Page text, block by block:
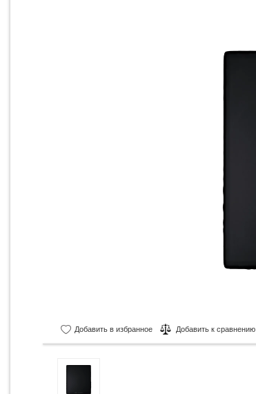
Добавить в избранное Добавить к сравнению